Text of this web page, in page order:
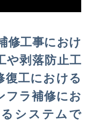
修工事におけ
や剥落防止工
復工における
フラ補修にお
システムで